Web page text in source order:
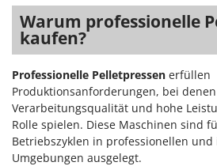
Silky
Simatech
Skil
Smartwood
Smeg
Snapper
Warum professionelle
kaufen?
Professionelle Pelletpressen erfüllen
Produktionsanforderungen, bei
Verarbeitungsqualität und hohe
Rolle spielen. Diese Maschinen sind
Betriebszyklen in professionellen
Umgebungen ausgelegt.